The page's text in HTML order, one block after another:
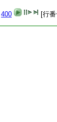
400 [行